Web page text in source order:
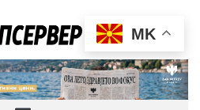
MK